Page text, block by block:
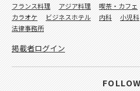
フランス料理
アジア料理 喫茶・カフェ
カラオケ
ビジネスホテル 内科 小児科
法律事務所
掲載者ログイン